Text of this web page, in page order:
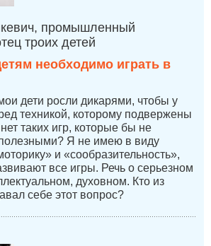
промышленный
троих детей
необходимо играть в
дети росли дикарями, чтобы у
техникой, которому подвержены
таких игр, которые бы не
Я не имею в виду
и «сообразительность»,
все игры. Речь о серьезном
духовном. Кто из
себе этот вопрос?